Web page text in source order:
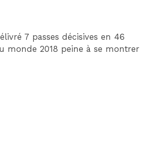
7 passes décisives en 46
monde 2018 peine à se montrer